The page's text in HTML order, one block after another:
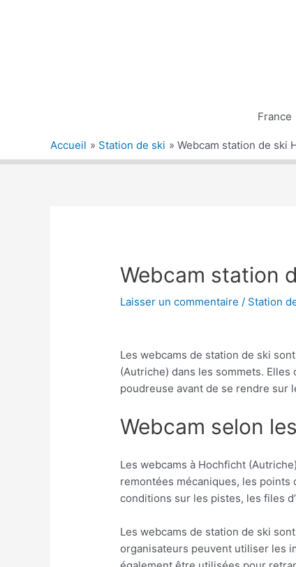
France
Accueil Station de ski Webcam station de ski
Webcam station
Laisser un commentaire / Station
Les webcams de station de ski
(Autriche) dans les sommets.
poudreuse avant de se rendre sur
Webcam selon
Les webcams à Hochficht
remontées mécaniques, les
conditions sur les pistes, les files
Les webcams de station de ski
organisateurs peuvent utiliser les